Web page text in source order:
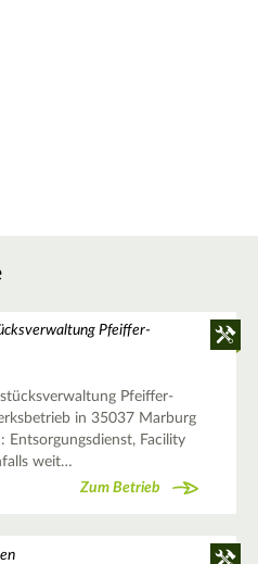
Pfeiffer-
Pfeiffer-
in 35037 Marburg
Entsorgungsdienst, Facility
weit…
Zum Betrieb